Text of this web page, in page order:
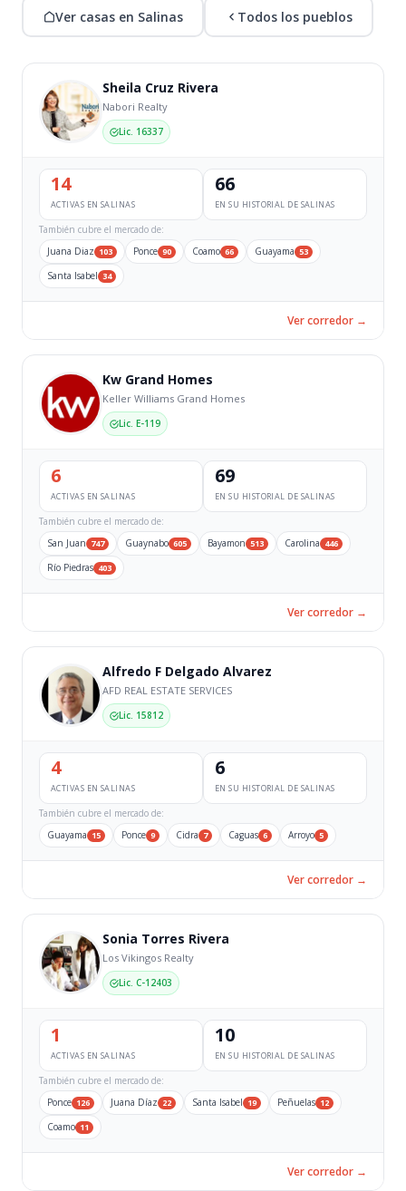
Ver casas en Salinas Todos los pueblos
Sheila Cruz Rivera
Nabori Realty
Lic. 16337
14
ACTIVAS EN SALINAS
66
EN SU HISTORIAL DE SALINAS
También cubre el mercado de:
Juana Diaz 103 Ponce 90 Coamo 66 Guayama 53
Santa Isabel 34
Ver corredor →
Kw Grand Homes
Keller Williams Grand Homes
Lic. E-119
6
ACTIVAS EN SALINAS
69
EN SU HISTORIAL DE SALINAS
También cubre el mercado de:
San Juan 747 Guaynabo 605 Bayamon 513 Carolina 446
Río Piedras 403
Ver corredor →
Alfredo F Delgado Alvarez
AFD REAL ESTATE SERVICES
Lic. 15812
4
ACTIVAS EN SALINAS
6
EN SU HISTORIAL DE SALINAS
También cubre el mercado de:
Guayama 15 Ponce 9 Cidra 7 Caguas 6 Arroyo 5
Ver corredor →
Sonia Torres Rivera
Los Vikingos Realty
Lic. C-12403
1
ACTIVAS EN SALINAS
10
EN SU HISTORIAL DE SALINAS
También cubre el mercado de:
Ponce 126 Juana Díaz 22 Santa Isabel 19 Peñuelas 12
Coamo 11
Ver corredor →